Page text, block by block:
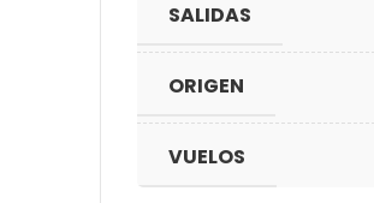
SALIDAS
ORIGEN
VUELOS